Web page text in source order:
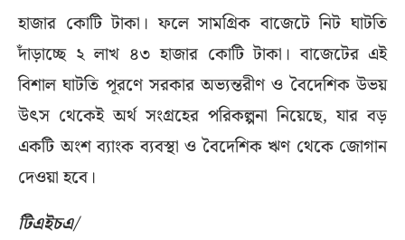
হাজার কোটি টাকা। ফলে সামগ্রিক বাজেটে নিট ঘাটতি
দাঁড়াচ্ছে ২ লাখ ৪৩ হাজার কোটি টাকা। বাজেটের এই
বিশাল ঘাটতি পূরণে সরকার অভ্যন্তরীণ ও বৈদেশিক উভয়
উৎস থেকেই অর্থ সংগ্রহের পরিকল্পনা নিয়েছে, যার বড়
একটি অংশ ব্যাংক ব্যবস্থা ও বৈদেশিক ঋণ থেকে জোগান
দেওয়া হবে।
টিএইচএ/